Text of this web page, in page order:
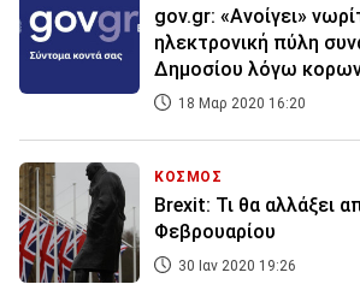
gov.gr: «Ανοίγει»
ηλεκτρονική πύλη
Δημοσίου λόγω
18 Μαρ 2020 16:20
ΚΟΣΜΟΣ
Brexit: Τι θα αλλάξει
Φεβρουαρίου
30 Ιαν 2020 19:26